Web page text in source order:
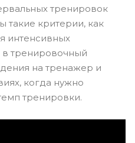
тренировок
такие критерии, как
интенсивных
тренировочный
на тренажер и
когда нужно
тренировки.